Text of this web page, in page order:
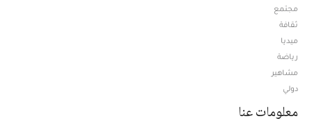
مجتمع
ثقافة
ميديا
رياضة
مشاهير
دولي
معلومات عنا